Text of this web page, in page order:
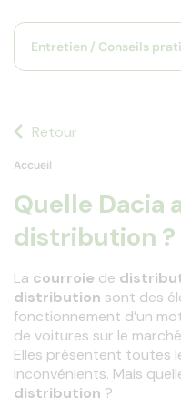
Entretien / Conseils
Retour
Accueil
Quelle Dacia
distribution ?
La courroie de
distribution sont des
fonctionnement d’un
de voitures sur le
Elles présentent toutes
inconvénients. Mais
distribution ?